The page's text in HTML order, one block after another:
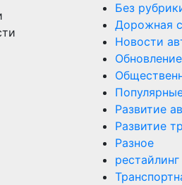
Без
Дорожная
Новости
Развитие
Развитие
Разное